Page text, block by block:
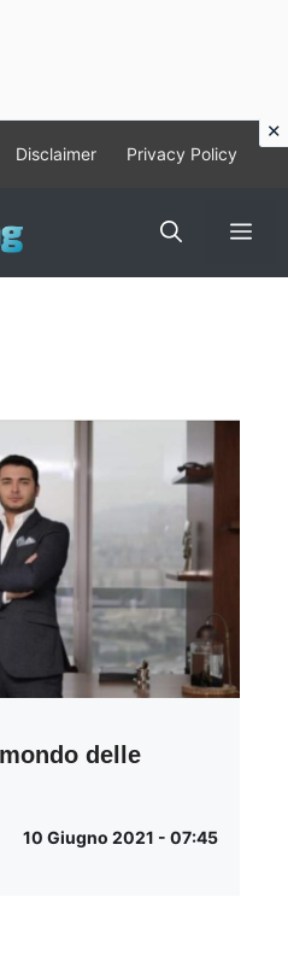
Disclaimer Privacy Policy
delle
10 Giugno 2021 - 07:45